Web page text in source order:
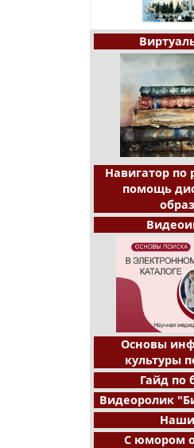
Навигатор по
помощь
Основы
культуры
Гайд по
Видеоролик
С юмором